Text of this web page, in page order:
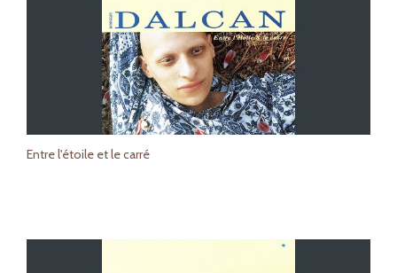
Entre l'étoile et le carré